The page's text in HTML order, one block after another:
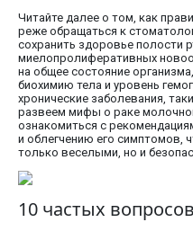
Читайте далее о том, как
реже обращаться к
сохранить здоровье полости
миелопролиферативных
на общее состояние
биохимию тела и уровень
хронические заболевания,
развеем мифы о раке
ознакомиться с
и облегчению его симптомов,
только веселыми, но и
10 частых